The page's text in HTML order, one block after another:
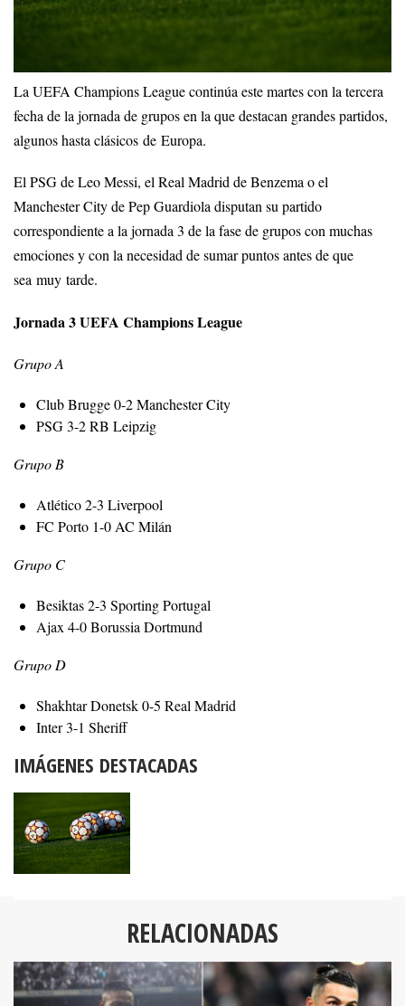
La UEFA Champions League continúa este martes con la tercera
fecha de la jornada de grupos en la que destacan grandes partidos,
algunos hasta clásicos de Europa.
El PSG de Leo Messi, el Real Madrid de Benzema o el
Manchester City de Pep Guardiola disputan su partido
correspondiente a la jornada 3 de la fase de grupos con muchas
emociones y con la necesidad de sumar puntos antes de que
sea muy tarde.
Jornada 3 UEFA Champions League
Grupo A
Club Brugge 0-2 Manchester City
PSG 3-2 RB Leipzig
Grupo B
Atlético 2-3 Liverpool
FC Porto 1-0 AC Milán
Grupo C
Besiktas 2-3 Sporting Portugal
Ajax 4-0 Borussia Dortmund
Grupo D
Shakhtar Donetsk 0-5 Real Madrid
Inter 3-1 Sheriff
IMÁGENES DESTACADAS
RELACIONADAS